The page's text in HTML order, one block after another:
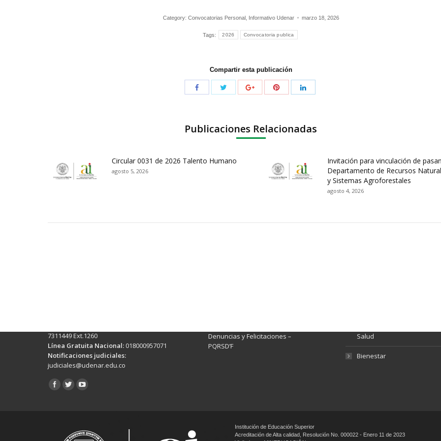
Category: Convocatorias Personal Informativo Udenar marzo 18, 2026
Tags: 2026 Convocatoria publica
Compartir esta publicación
Publicaciones Relacionadas
Circular 0031 de 2026 Talento Humano
agosto 5, 2026
Invitación para vinculación de
Departamento de Recursos
y Sistemas Agroforestales
agosto 4, 2026
7311449 Ext.1260
Línea Gratuita Nacional: 018000957071
Notificaciones judiciales:
judiciales@udenar.edu.co
Encuéntranos en:
Denuncias y Felicitaciones –
PQRSD’F
Salud
Bienestar
Institución de Educación Superior
Acreditación de Alta calidad, Resolución No. 000022 - Enero 11 de 2023